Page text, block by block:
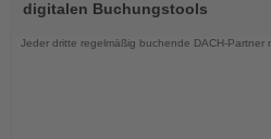
die
Nachrichten
digitalen Buchungstools
Jeder dritte regelmäßig buchende DACH-